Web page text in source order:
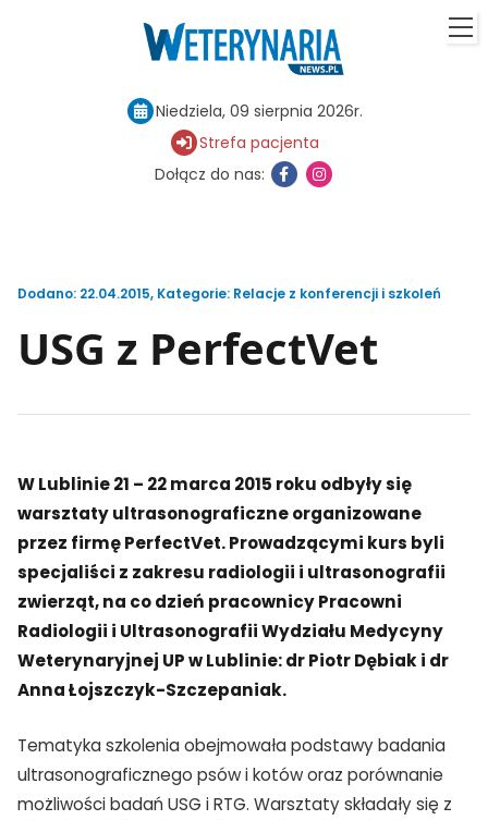
Niedziela, 09 sierpnia 2026r.
Strefa pacjenta
Dołącz do nas:
Dodano: 22.04.2015, Kategorie: Relacje z konferencji i szkoleń
USG z PerfectVet
W Lublinie 21 – 22 marca 2015 roku odbyły się
warsztaty ultrasonograficzne organizowane
przez firmę PerfectVet. Prowadzącymi kurs byli
specjaliści z zakresu radiologii i ultrasonografii
zwierząt, na co dzień pracownicy Pracowni
Radiologii i Ultrasonografii Wydziału Medycyny
Weterynaryjnej UP w Lublinie: dr Piotr Dębiak i dr
Anna Łojszczyk-Szczepaniak.
Tematyka szkolenia obejmowała podstawy badania
ultrasonograficznego psów i kotów oraz porównanie
możliwości badań USG i RTG. Warsztaty składały się z